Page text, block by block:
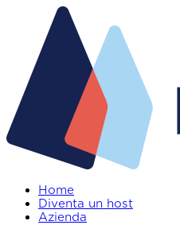
Home
Diventa un host
Azienda